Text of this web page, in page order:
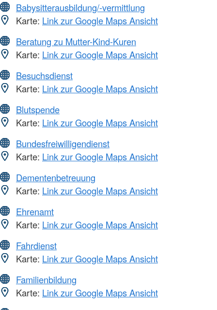
Babysitterausbildung/-vermittlung
Karte: Link zur Google Maps Ansicht
Beratung zu Mutter-Kind-Kuren
Karte: Link zur Google Maps Ansicht
Besuchsdienst
Karte: Link zur Google Maps Ansicht
Blutspende
Karte: Link zur Google Maps Ansicht
Bundesfreiwilligendienst
Karte: Link zur Google Maps Ansicht
Dementenbetreuung
Karte: Link zur Google Maps Ansicht
Ehrenamt
Karte: Link zur Google Maps Ansicht
Fahrdienst
Karte: Link zur Google Maps Ansicht
Familienbildung
Karte: Link zur Google Maps Ansicht